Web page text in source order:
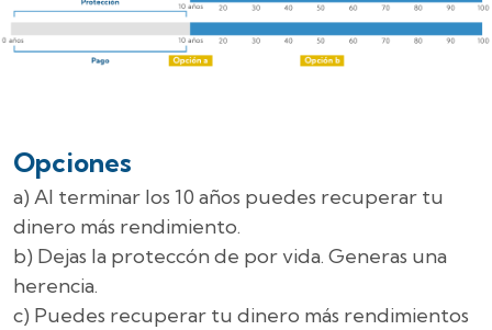
Aumento de Valor en efectivo: En caso de construir un ahorro
rendimiento mínimo garantizado.
requisitos de suscripción.
Opciones
a) Al terminar los 10 años puedes recuperar tu
dinero más rendimiento.
b) Dejas la proteccón de por vida. Generas una
herencia.
c) Puedes recuperar tu dinero más rendimientos